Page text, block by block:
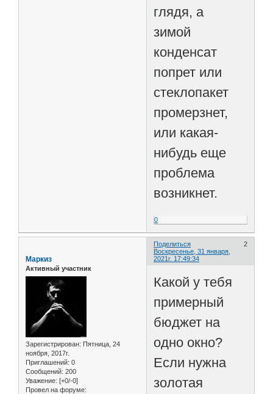
глядя, а
зимой
конденсат
попрет или
стеклопакет
промерзнет,
или какая-
нибудь еще
проблема
возникнет.
0
Поделиться
2
Воскресенье, 31 января,
2021г. 17:49:34
Маркиз
Активный участник
Зарегистрирован: Пятница, 24
ноября, 2017г.
Приглашений: 0
Сообщений: 200
Уважение: [+0/-0]
Провел на форуме:
Какой у тебя
примерный
бюджет на
одно окно?
Если нужна
золотая